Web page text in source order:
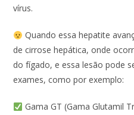
vírus.
Quando essa hepatite
de cirrose hepática, onde
do fígado, e essa lesão pode
exames, como por exemplo:
Gama GT (Gama Glutamil